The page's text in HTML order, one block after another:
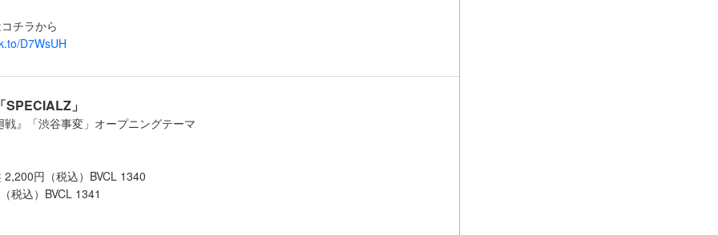
チラから
D7WsUH
」
』「渋谷事変」オープニングテーマ
円（税込）BVCL 1340
税込）BVCL 1341